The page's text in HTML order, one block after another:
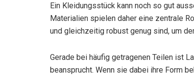
Ein Kleidungsstück kann noch so gut
Materialien spielen daher eine zentrale
und gleichzeitig robust genug sind, um
Gerade bei häufig getragenen Teilen ist
beansprucht. Wenn sie dabei ihre Form